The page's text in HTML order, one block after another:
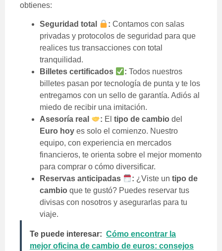
obtienes:
Seguridad total : Contamos con salas
privadas y protocolos de seguridad para que
realices tus transacciones con total
tranquilidad.
Billetes certificados
: Todos nuestros
billetes pasan por tecnología de punta y te los
entregamos con un sello de garantía. Adiós al
miedo de recibir una imitación.
Asesoría real
: Eltipo de cambio del
Euro hoy es solo el comienzo. Nuestro
equipo, con experiencia en mercados
financieros, te orienta sobre el mejor momento
para comprar o cómo diversificar.
Reservas anticipadas
: ¿Viste untipo de
cambio que te gustó? Puedes reservar tus
divisas con nosotros y asegurarlas para tu
viaje.
Te puede interesar: Cómo encontrar la
mejor oficina de cambio de euros: consejos